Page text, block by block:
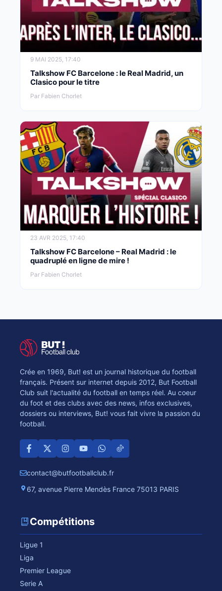
9 MAI 2025, 17:40
Talkshow FC Barcelone : le Real Madrid, un
Clasico pour le titre
Par Fabien Chorlet
23 AVR 2025, 17:40
Talkshow FC Barcelone – Real Madrid : le
quadruplé en ligne de mire !
Par Fabien Chorlet
Crée en 1969, But! est un journal historique du football
français. Présent sur internet depuis 2012, But Football
Club suit l'actualité du football en temps réel. Au coeur
du foot et des clubs avec des news, infos exclusives,
dossiers ou interviews, But! vous fait vivre la passion du
football.
contact@butfootballclub.fr
67, avenue Pierre Mendès France 75013 PARIS
Compétitions
Ligue 1
Liga
Premier League
Serie A